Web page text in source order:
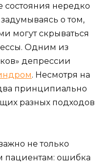
состояния нередко
о том,
могут скрываться
Одним из
депрессии
. Несмотря на
принципиально
разных подходов
не только
пациентам: ошибка